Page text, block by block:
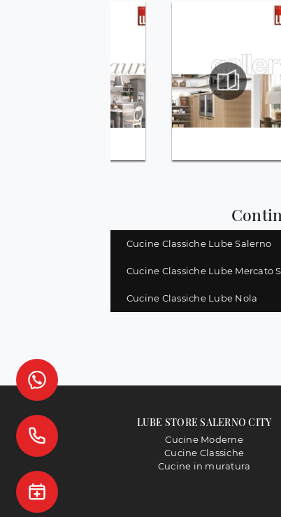
Cucine Classiche Lube Salerno
Cucine Classiche Lube Mercato
Cucine Classiche Lube Nola
LUBE STORE SALERNO CITY
Cucine Moderne
Cucine Classiche
Cucine in muratura